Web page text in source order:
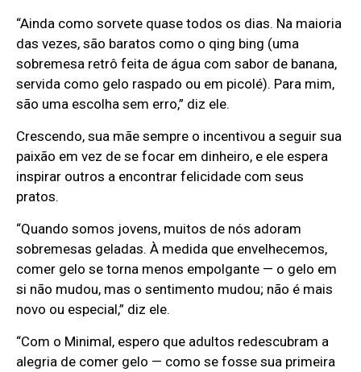
“Ainda como sorvete quase todos os dias. Na maioria
das vezes, são baratos como o qing bing (uma
sobremesa retrô feita de água com sabor de banana,
servida como gelo raspado ou em picolé). Para mim,
são uma escolha sem erro,” diz ele.
Crescendo, sua mãe sempre o incentivou a seguir sua
paixão em vez de se focar em dinheiro, e ele espera
inspirar outros a encontrar felicidade com seus
pratos.
“Quando somos jovens, muitos de nós adoram
sobremesas geladas. À medida que envelhecemos,
comer gelo se torna menos empolgante — o gelo em
si não mudou, mas o sentimento mudou; não é mais
novo ou especial,” diz ele.
“Com o Minimal, espero que adultos redescubram a
alegria de comer gelo — como se fosse sua primeira